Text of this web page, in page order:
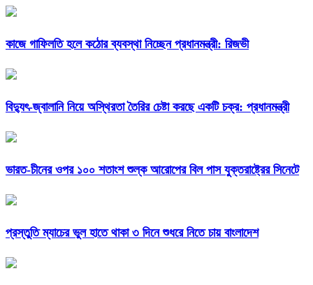
কাজে গাফিলতি হলে কঠোর ব্যবস্থা নিচ্ছেন প্রধানমন্ত্রী: রিজভী
বিদ্যুৎ-জ্বালানি নিয়ে অস্থিরতা তৈরির চেষ্টা করছে একটি চক্র: প্রধানমন্ত্রী
ভারত-চীনের ওপর ১০০ শতাংশ শুল্ক আরোপের বিল পাস যুক্তরাষ্ট্রের সিনেটে
প্রস্তুতি ম্যাচের ভুল হাতে থাকা ৩ দিনে শুধরে নিতে চায় বাংলাদেশ